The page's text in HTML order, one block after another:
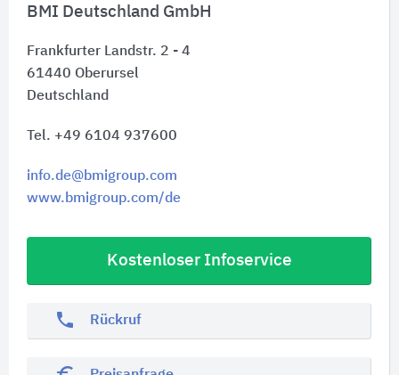
BMI Deutschland GmbH
Frankfurter Landstr. 2 - 4
61440 Oberursel
Deutschland
Tel. +49 6104 937600
info.de@bmigroup.com
www.bmigroup.com/de
Kostenloser Infoservice
phone Rückruf